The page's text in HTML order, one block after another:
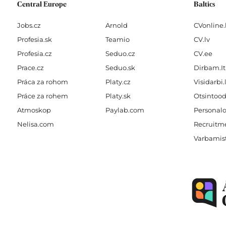
Central Europe
Jobs.cz
Profesia.sk
Profesia.cz
Prace.cz
Práca za rohom
Práce za rohem
Atmoskop
Nelisa.com
Arnold
Teamio
Seduo.cz
Seduo.sk
Platy.cz
Platy.sk
Paylab.com
Baltics
CV.lv
CV.ee
Dirbam.It